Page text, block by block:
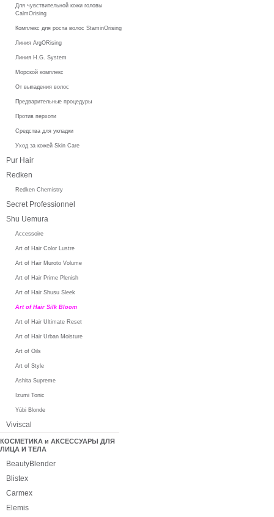
Для чувствительной кожи головы
CalmOrising
Комплекс для роста волос StaminOrising
Линия ArgORising
Линия H.G. System
Морской комплекс
От выпадения волос
Предварительные процедуры
Против перхоти
Средства для укладки
Уход за кожей Skin Care
Pur Hair
Redken
Redken Chemistry
Secret Professionnel
Shu Uemura
Accessoire
Art of Hair Color Lustre
Art of Hair Muroto Volume
Art of Hair Prime Plenish
Art of Hair Shusu Sleek
Art of Hair Silk Bloom
Art of Hair Ultimate Reset
Art of Hair Urban Moisture
Art of Oils
Art of Style
Ashita Supreme
Izumi Tonic
Yūbi Blonde
Viviscal
КОСМЕТИКА и АКСЕССУАРЫ ДЛЯ
ЛИЦА И ТЕЛА
BeautyBlender
Blistex
Carmex
Elemis